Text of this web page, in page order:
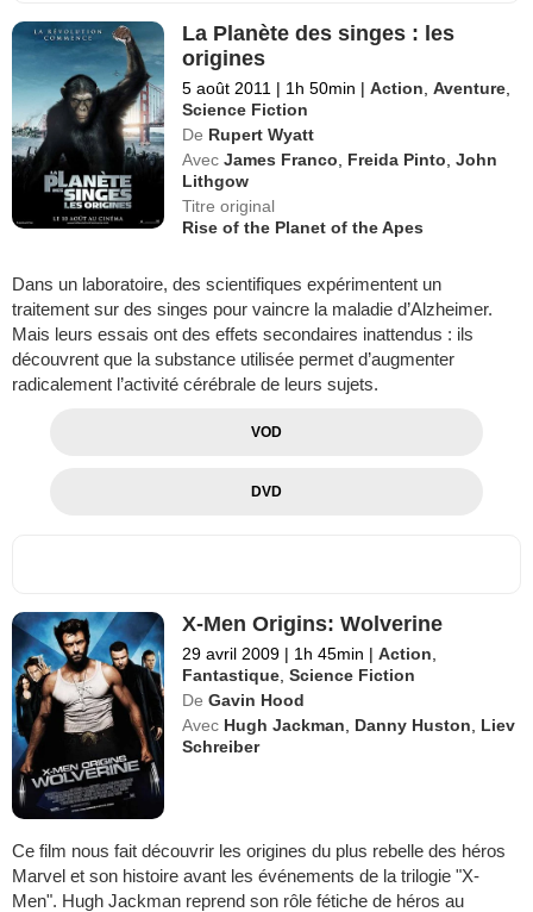
La Planète des singes : les
origines
5 août 2011 | 1h 50min | Action ,Aventure
Science Fiction
De Rupert Wyatt
Avec James Franco Freida Pinto ,John
Lithgow
Titre original
Rise of the Planet of the Apes
Dans un laboratoire, des scientifiques expérimentent un
traitement sur des singes pour vaincre la maladie d’Alzheimer.
Mais leurs essais ont des effets secondaires inattendus : ils
découvrent que la substance utilisée permet d’augmenter
radicalement l’activité cérébrale de leurs sujets.
VOD
DVD
X-Men Origins: Wolverine
29 avril 2009 | 1h 45min | Action
Fantastique ,Science Fiction
De Gavin Hood
Avec Hugh Jackman Danny Huston
Liev
Schreiber
Ce film nous fait découvrir les origines du plus rebelle des héros
Marvel et son histoire avant les événements de la trilogie "X-
Men". Hugh Jackman reprend son rôle fétiche de héros au